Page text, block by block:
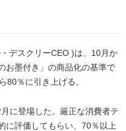
デスクリーCEO )は、10月か
お墨付き」の商品化の基準で
80％に引き上げる。
に登場した。厳正な消費者テ
に評価してもらい、70％以上